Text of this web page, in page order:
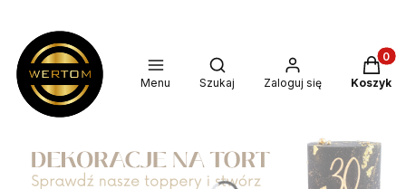
Menu
Otwórz wyszukiwarkę
Szukaj Zaloguj się Koszyk